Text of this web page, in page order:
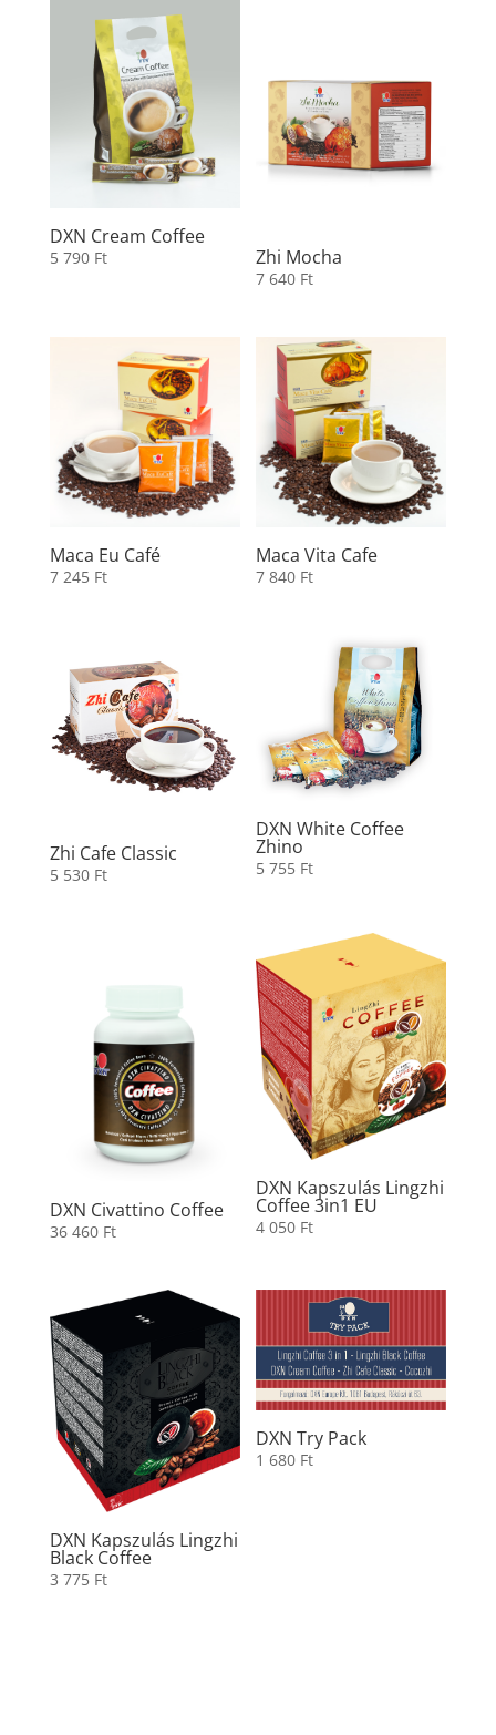
DXN Cream Coffee
5 790 Ft Zhi Mocha
7 640 Ft
Maca Eu Café
7 245 Ft
Maca Vita Cafe
7 840 Ft
Zhi Cafe Classic
5 530 Ft
DXN White Coffee
Zhino
5 755 Ft
DXN Civattino Coffee
36 460 Ft
DXN Kapszulás Lingzhi
Coffee 3in1 EU
4 050 Ft
DXN Kapszulás Lingzhi
Black Coffee
3 775 Ft
DXN Try Pack
1 680 Ft